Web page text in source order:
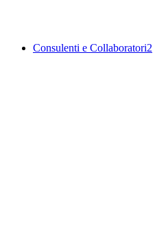
Consulenti e Collaboratori2